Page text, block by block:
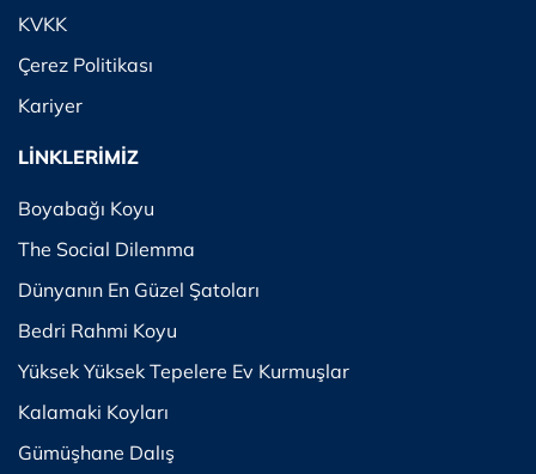
KVKK
Çerez Politikası
Kariyer
LİNKLERİMİZ
Boyabağı Koyu
The Social Dilemma
Dünyanın En Güzel Şatoları
Bedri Rahmi Koyu
Yüksek Yüksek Tepelere Ev Kurmuşlar
Kalamaki Koyları
Gümüşhane Dalış